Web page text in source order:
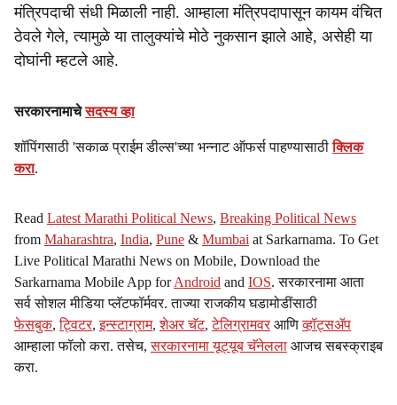
मंत्रिपदाची संधी मिळाली नाही. आम्हाला मंत्रिपदापासून कायम वंचित
ठेवले गेले, त्यामुळे या तालुक्यांचे मोठे नुकसान झाले आहे, असेही या
दोघांनी म्हटले आहे.
सरकारनामाचेसदस्य व्हा
शॉपिंगसाठी 'सकाळ प्राईम डील्स'च्या भन्नाट ऑफर्स पाहण्यासाठीक्लिक
करा.
Read Latest Marathi Political News, Breaking Political News
from Maharashtra, India, Pune & Mumbai at Sarkarnama. To Get
Live Political Marathi News on Mobile, Download the
Sarkarnama Mobile App forAndroid and IOS. सरकारनामा आता
सर्व सोशल मीडिया प्लॅटफॉर्मवर. ताज्या राजकीय घडामोडींसाठी
फेसबुक,ट्विटर,इन्स्टाग्राम,शेअर चॅट,टेलिग्रामवर आणिव्हॉट्सॲप
आम्हाला फॉलो करा. तसेच,सरकारनामा यूट्यूब चॅनेलला आजच सबस्क्राइब
करा.